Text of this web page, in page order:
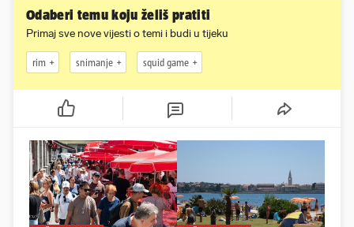
Odaberi temu koju želiš pratiti
Primaj sve nove vijesti o temi i budi u tijeku
rim snimanje squid game